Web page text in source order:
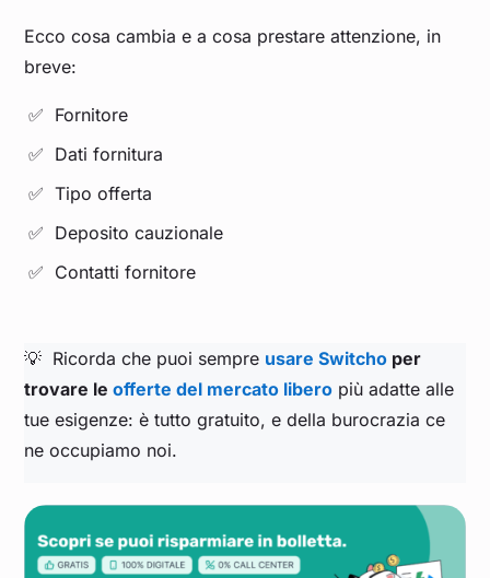
Ecco cosa cambia e a cosa prestare attenzione, in
breve:
Fornitore
Dati fornitura
Tipo offerta
Deposito cauzionale
Contatti fornitore
💡 Ricorda che puoi sempre usare Switcho per
trovare leofferte del mercato libero più adatte alle
tue esigenze: è tutto gratuito, e della burocrazia ce
ne occupiamo noi.